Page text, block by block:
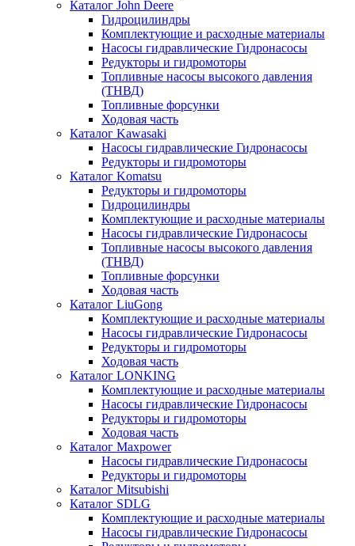
Каталог John Deere
Гидроцилиндры
Комплектующие и расходные материалы
Насосы гидравлические Гидронасосы
Редукторы и гидромоторы
Топливные насосы высокого давления
(ТНВД)
Топливные форсунки
Ходовая часть
Каталог Kawasaki
Насосы гидравлические Гидронасосы
Редукторы и гидромоторы
Каталог Komatsu
Редукторы и гидромоторы
Гидроцилиндры
Комплектующие и расходные материалы
Насосы гидравлические Гидронасосы
Топливные насосы высокого давления
(ТНВД)
Топливные форсунки
Ходовая часть
Каталог LiuGong
Комплектующие и расходные материалы
Насосы гидравлические Гидронасосы
Редукторы и гидромоторы
Ходовая часть
Каталог LONKING
Комплектующие и расходные материалы
Насосы гидравлические Гидронасосы
Редукторы и гидромоторы
Ходовая часть
Каталог Maxpower
Насосы гидравлические Гидронасосы
Редукторы и гидромоторы
Каталог Mitsubishi
Каталог SDLG
Комплектующие и расходные материалы
Насосы гидравлические Гидронасосы